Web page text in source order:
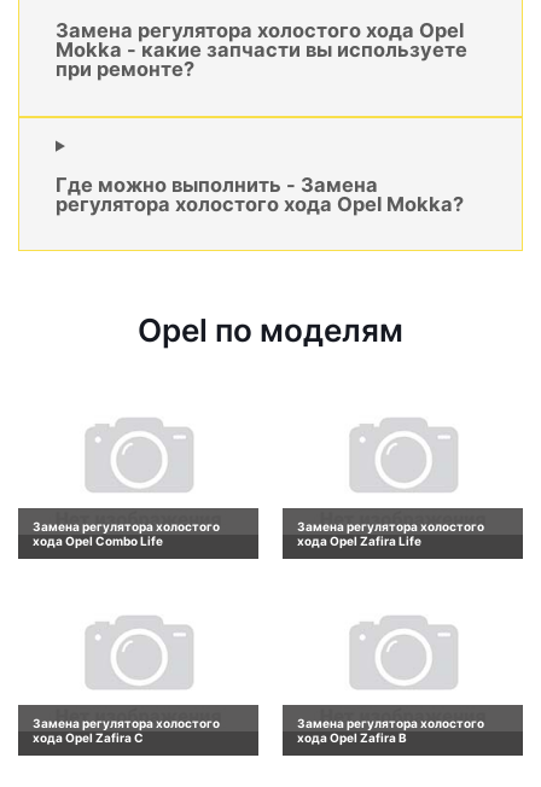
Замена регулятора холостого хода Opel
Mokka - какие запчасти вы используете
при ремонте?
Где можно выполнить - Замена
регулятора холостого хода Opel Mokka?
Opel по моделям
Замена регулятора холостого
хода Opel Combo Life
Замена регулятора холостого
хода Opel Zafira Life
Замена регулятора холостого
хода Opel Zafira C
Замена регулятора холостого
хода Opel Zafira B